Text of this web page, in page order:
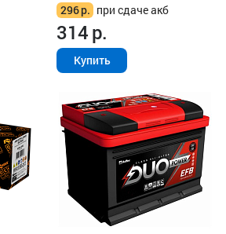
296р. при сдаче акб
314р.
Купить